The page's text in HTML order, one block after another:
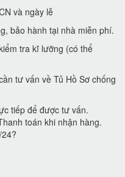
và ngày lễ
bảo hành tại nhà miễn phí.
tra kĩ lưỡng (có thể
tư vấn về Tủ Hồ Sơ chống
tiếp để được tư vấn.
toán khi nhận hàng.